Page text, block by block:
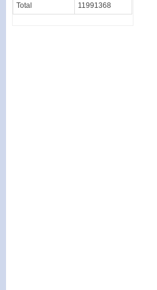
Total 11991368